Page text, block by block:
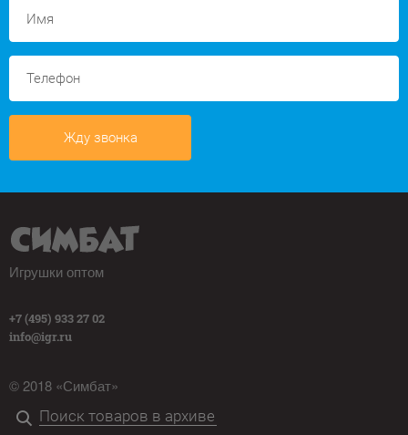
Жду звонка
Игрушки оптом
+7 (495) 933 27 02
info@igr.ru
© 2018 «Симбат»